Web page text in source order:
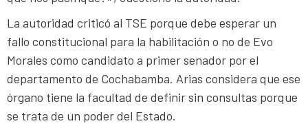
La autoridad criticó al TSE porque debe esperar un
fallo constitucional para la habilitación o no de Evo
Morales como candidato a primer senador por el
departamento de Cochabamba. Arias considera que ese
órgano tiene la facultad de definir sin consultas porque
se trata de un poder del Estado.